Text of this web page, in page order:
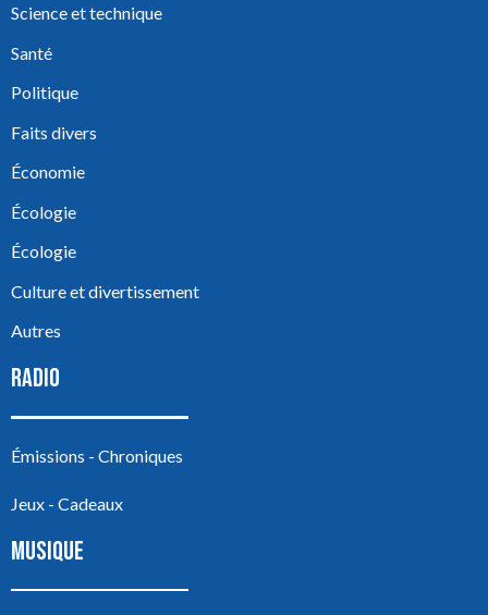
Science et technique
Santé
Politique
Faits divers
Économie
Écologie
Écologie
Culture et divertissement
Autres
RADIO
Émissions - Chroniques
Jeux - Cadeaux
MUSIQUE